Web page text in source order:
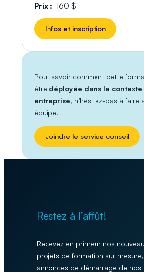
Prix : 160 $
Infos et inscription
Pour savoir comment cette
être déployée dans le
entreprise, n’hésitez-pas à faire
équipe!
Joindre le service conseil
Restez à l’affût!
Recevez en primeur nos
projets de formation sur mesure,
annonces de démarrage de nos